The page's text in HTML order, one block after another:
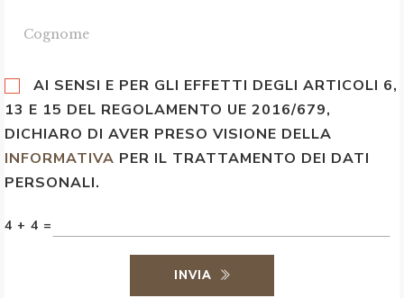
AI SENSI E PER GLI EFFETTI DEGLI ARTICOLI 6,
13 E 15 DEL REGOLAMENTO UE 2016/679,
DICHIARO DI AVER PRESO VISIONE DELLA
INFORMATIVA PER IL TRATTAMENTO DEI DATI
PERSONALI.
4 + 4 =
INVIA